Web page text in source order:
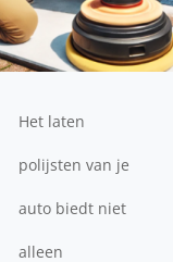
Het laten
polijsten van je
auto biedt niet
alleen